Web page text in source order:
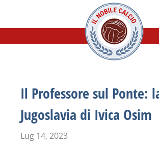
Il Professore sul Ponte:
Jugoslavia di Ivica Osim
Lug 14, 2023